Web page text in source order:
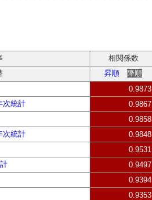
相関係数
昇順
降順
0.9873
次統計
0.9867
0.9858
次統計
0.9848
0.9531
0.9497
0.9394
0.9353